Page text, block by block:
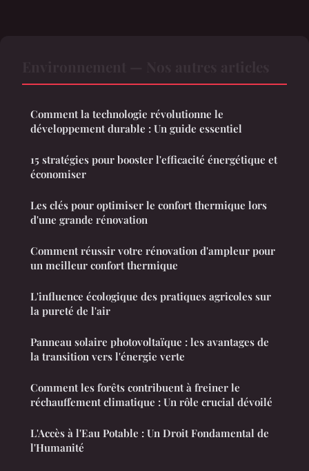
Comment la technologie révolutionne le
développement durable : Un guide essentiel
15 stratégies pour booster l'efficacité énergétique et
économiser
Les clés pour optimiser le confort thermique lors
d'une grande rénovation
Comment réussir votre rénovation d'ampleur pour
un meilleur confort thermique
L'influence écologique des pratiques agricoles sur
la pureté de l'air
Panneau solaire photovoltaïque : les avantages de
la transition vers l'énergie verte
Comment les forêts contribuent à freiner le
réchauffement climatique : Un rôle crucial dévoilé
L'Accès à l'Eau Potable : Un Droit Fondamental de
l'Humanité